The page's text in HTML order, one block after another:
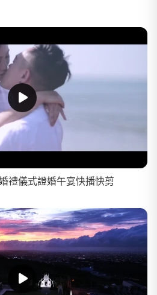
禮儀式證婚午宴快播快剪